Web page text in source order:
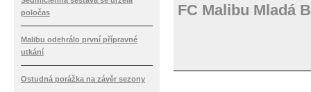
FC Malibu Mladá
poločas
Malibu odehrálo první přípravné
utkání
Ostudná porážka na závěr sezony